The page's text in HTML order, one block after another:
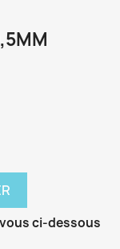
ci-dessous